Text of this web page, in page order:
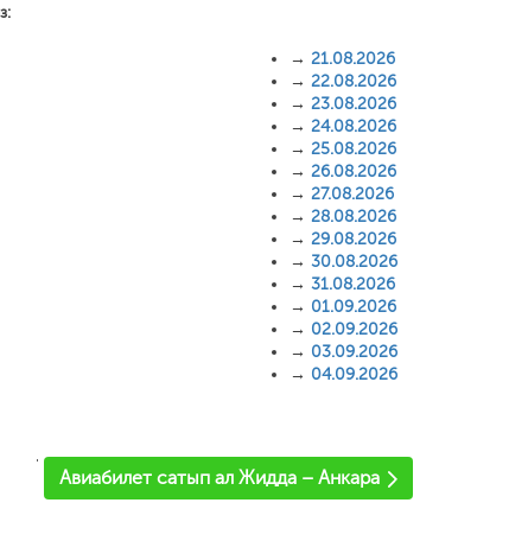
→ 21.08.2026
→ 22.08.2026
→ 23.08.2026
→ 24.08.2026
→ 25.08.2026
→ 26.08.2026
→ 27.08.2026
→ 28.08.2026
→ 29.08.2026
→ 30.08.2026
→ 31.08.2026
→ 01.09.2026
→ 02.09.2026
→ 03.09.2026
→ 04.09.2026
'
Авиабилет сатып ал Жидда – Анкара